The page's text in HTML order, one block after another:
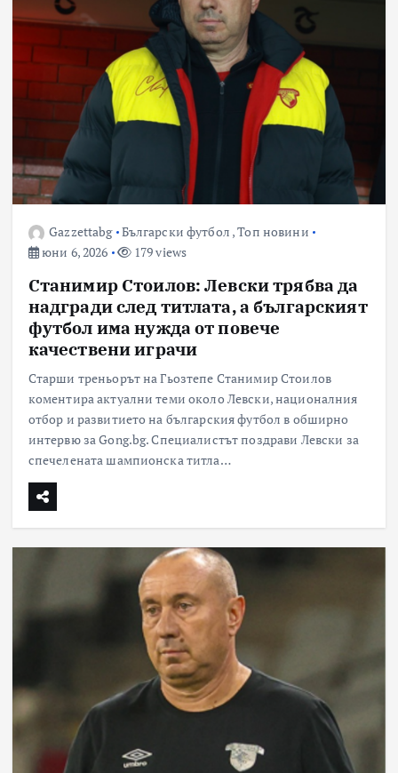
Gazzettabg Български футбол ,Топ новини
юни 6, 2026
179 views
Станимир Стоилов: Левски трябва да
надгради след титлата, а българският
футбол има нужда от повече
качествени играчи
Старши треньорът на Гьозтепе Станимир Стоилов
коментира актуални теми около Левски, националния
отбор и развитието на българския футбол в обширно
интервю за Gong.bg. Специалистът поздрави Левски за
спечелената шампионска титла…